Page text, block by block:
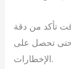
تأكد من دقة
حتى تحصل على
الإخطارات.